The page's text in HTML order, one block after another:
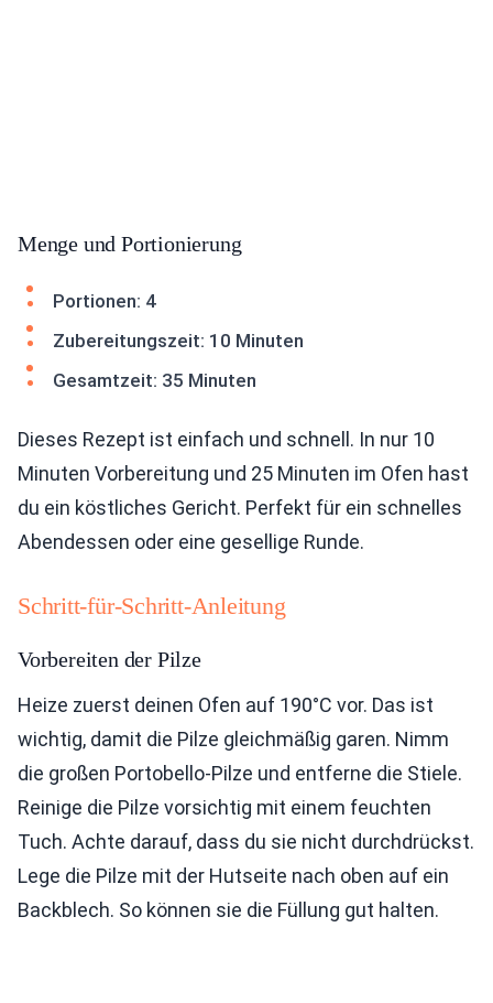
Menge und Portionierung
Portionen: 4
Zubereitungszeit: 10 Minuten
Gesamtzeit: 35 Minuten
Dieses Rezept ist einfach und schnell. In nur 10
Minuten Vorbereitung und 25 Minuten im Ofen hast
du ein köstliches Gericht. Perfekt für ein schnelles
Abendessen oder eine gesellige Runde.
Schritt-für-Schritt-Anleitung
Vorbereiten der Pilze
Heize zuerst deinen Ofen auf 190°C vor. Das ist
wichtig, damit die Pilze gleichmäßig garen. Nimm
die großen Portobello-Pilze und entferne die Stiele.
Reinige die Pilze vorsichtig mit einem feuchten
Tuch. Achte darauf, dass du sie nicht durchdrückst.
Lege die Pilze mit der Hutseite nach oben auf ein
Backblech. So können sie die Füllung gut halten.